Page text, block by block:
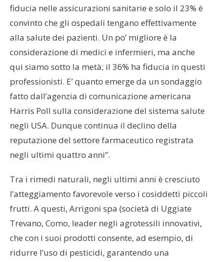
fiducia nelle assicurazioni sanitarie e solo il 23% è
convinto che gli ospedali tengano effettivamente
alla salute dei pazienti. Un po’ migliore è la
considerazione di medici e infermieri, ma anche
qui siamo sotto la metà; il 36% ha fiducia in questi
professionisti. E’ quanto emerge da un sondaggio
fatto dall’agenzia di comunicazione americana
Harris Poll sulla considerazione del sistema salute
negli USA. Dunque continua il declino della
reputazione del settore farmaceutico registrata
negli ultimi quattro anni”.
Tra i rimedi naturali, negli ultimi anni è cresciuto
l’atteggiamento favorevole verso i cosiddetti piccoli
frutti. A questi, Arrigoni spa (società di Uggiate
Trevano, Como, leader negli agrotessili innovativi,
che con i suoi prodotti consente, ad esempio, di
ridurre l’uso di pesticidi, garantendo una